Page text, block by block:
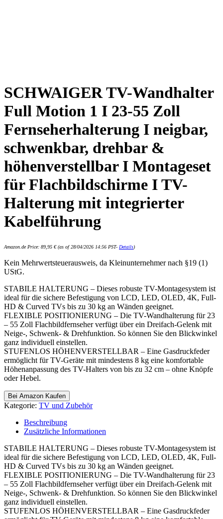
SCHWAIGER TV-Wandhalter
Full Motion 1 I 23-55 Zoll
Fernseherhalterung I neigbar,
schwenkbar, drehbar &
höhenverstellbar I Montageset
für Flachbildschirme I TV-
Halterung mit integrierter
Kabelführung
Amazon.de Price: 89,95 €(as of 28/04/2026 14:56 PST- Details)
Kein Mehrwertsteuerausweis, da Kleinunternehmer nach §19 (1)
UStG.
STABILE HALTERUNG – Dieses robuste TV-Montagesystem ist
ideal für die sichere Befestigung von LCD, LED, OLED, 4K, Full-
HD & Curved TVs bis zu 30 kg an Wänden geeignet.
FLEXIBLE POSITIONIERUNG – Die TV-Wandhalterung für 23
– 55 Zoll Flachbildfernseher verfügt über ein Dreifach-Gelenk mit
Neige-, Schwenk- & Drehfunktion. So können Sie den Blickwinkel
ganz individuell einstellen.
STUFENLOS HÖHENVERSTELLBAR – Eine Gasdruckfeder
ermöglicht für TV-Geräte mit mindestens 8 kg eine komfortable
Höhenanpassung des TV-Halters von bis zu 32 cm – ohne Knöpfe
oder Hebel.
Bei Amazon Kaufen
Kategorie: TV und Zubehör
Beschreibung
Zusätzliche Informationen
STABILE HALTERUNG – Dieses robuste TV-Montagesystem ist
ideal für die sichere Befestigung von LCD, LED, OLED, 4K, Full-
HD & Curved TVs bis zu 30 kg an Wänden geeignet.
FLEXIBLE POSITIONIERUNG – Die TV-Wandhalterung für 23
– 55 Zoll Flachbildfernseher verfügt über ein Dreifach-Gelenk mit
Neige-, Schwenk- & Drehfunktion. So können Sie den Blickwinkel
ganz individuell einstellen.
STUFENLOS HÖHENVERSTELLBAR – Eine Gasdruckfeder